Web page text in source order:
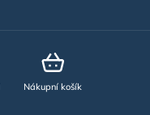
Nákupní košík